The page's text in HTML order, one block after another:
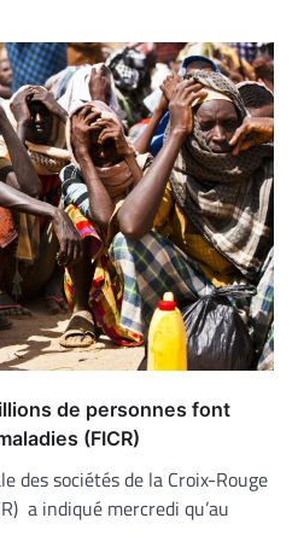
de personnes font
(FICR)
des sociétés de la Croix-Rouge
a indiqué mercredi qu’au